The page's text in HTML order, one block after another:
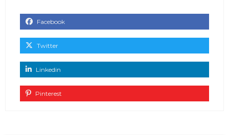
Facebook
Twitter
Linkedin
Pinterest